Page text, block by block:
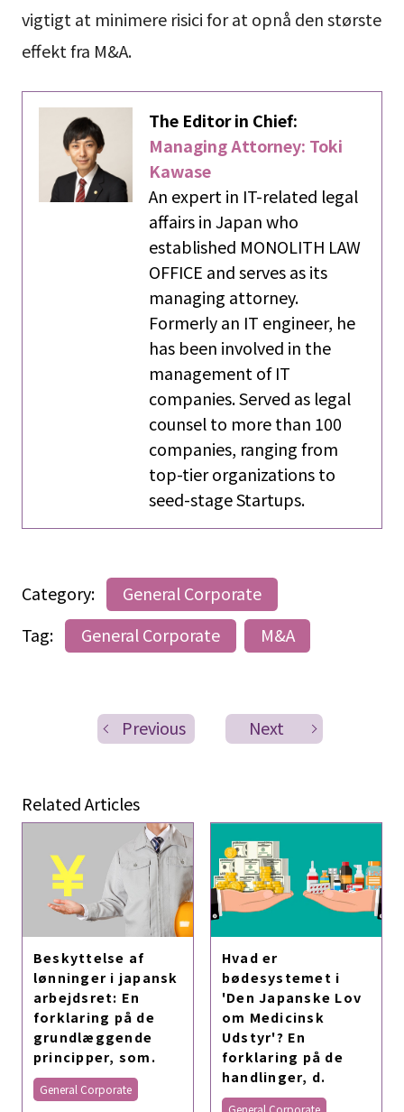
vigtigt at minimere risici for at opnå den største
effekt fra M&A.
The Editor in Chief:
Managing Attorney: Toki
Kawase
An expert in IT-related legal
affairs in Japan who
established MONOLITH LAW
OFFICE and serves as its
managing attorney.
Formerly an IT engineer, he
has been involved in the
management of IT
companies. Served as legal
counsel to more than 100
companies, ranging from
top-tier organizations to
seed-stage Startups.
Category:
General Corporate
Tag:
General Corporate M&A
Previous Next
Related Articles
Beskyttelse af
lønninger i japansk
arbejdsret: En
forklaring på de
grundlæggende
principper, som.
General Corporate
Hvad er
bødesystemet i
'Den Japanske Lov
om Medicinsk
Udstyr'? En
forklaring på de
handlinger, d.
General Corporate